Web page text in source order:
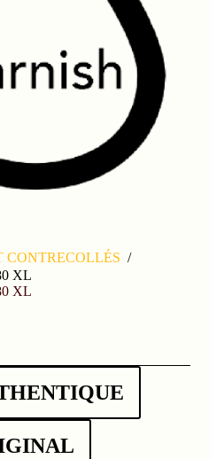
CONTRECOLLÉS /
XL
XL